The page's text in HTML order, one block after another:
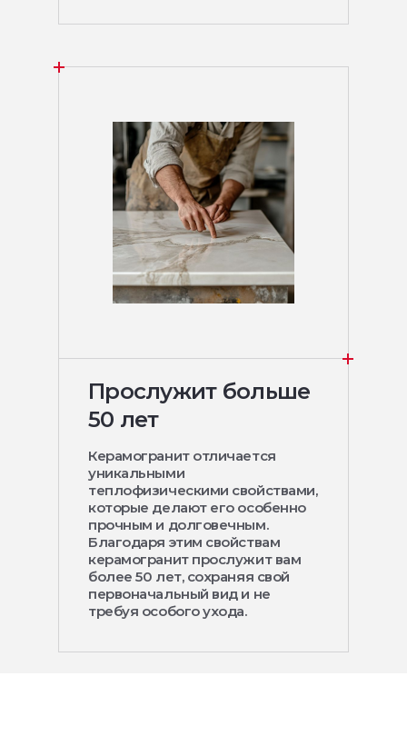
Прослужит больше
50 лет
Керамогранит отличается
уникальными
теплофизическими свойствами,
которые делают его особенно
прочным и долговечным.
Благодаря этим свойствам
керамогранит прослужит вам
более 50 лет, сохраняя свой
первоначальный вид и не
требуя особого ухода.